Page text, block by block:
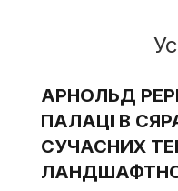
АРНОЛЬД
ПАЛАЦІ В
СУЧАСНИХ